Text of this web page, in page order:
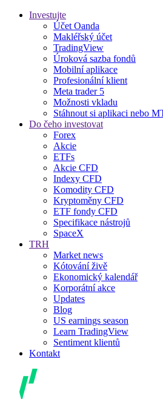
Investujte
Účet Oanda
Makléřský účet
TradingView
Úroková sazba fondů
Mobilní aplikace
Profesionální klient
Meta trader 5
Možnosti vkladu
Stáhnout si aplikaci nebo
Do čeho investovat
Forex
Akcie
ETFs
Akcie CFD
Indexy CFD
Komodity CFD
Kryptoměny CFD
ETF fondy CFD
Specifikace nástrojů
SpaceX
TRH
Market news
Kótování živě
Ekonomický kalendář
Korporátní akce
Updates
Blog
US earnings season
Learn TradingView
Sentiment klientů
Kontakt